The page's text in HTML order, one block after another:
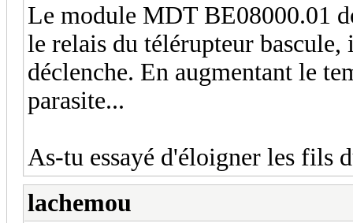
Le module MDT BE08000.01
le relais du télérupteur
déclenche. En augmentant le
parasite...
As-tu essayé d'éloigner les fils
lachemou